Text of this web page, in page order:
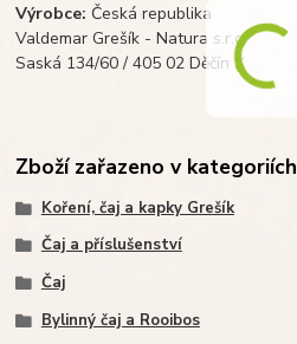
Výrobce: Česká republika
Valdemar Grešík - Natura s.r.o.
Saská 134/60 / 405 02 Děčín X
Zboží zařazeno v kategoriích
Koření, čaj a kapky Grešík
Čaj a příslušenství
Čaj
Bylinný čaj a Rooibos